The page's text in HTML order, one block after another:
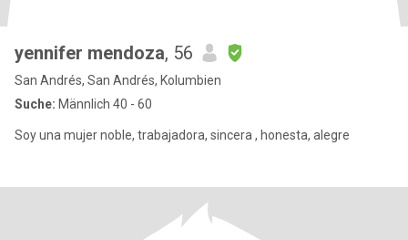
yennifer mendoza, 56
San Andrés, San Andrés, Kolumbien
Suche: Männlich 40 - 60
Soy una mujer noble, trabajadora, sincera , honesta, alegre